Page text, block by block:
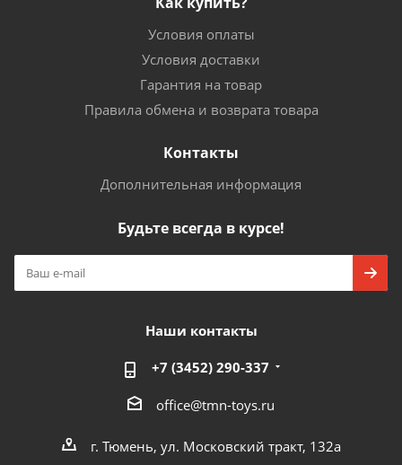
Условия оплаты
Условия доставки
Гарантия на товар
Правила обмена и возврата товара
Контакты
Дополнительная информация
Будьте всегда в курсе!
Наши контакты
+7 (3452) 290-337
office@tmn-toys.ru
г. Тюмень, ул. Московский тракт, 132а